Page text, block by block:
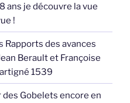
ans je découvre la vue
!
Rapports des avances
Berault et Françoise
1539
Gobelets encore en